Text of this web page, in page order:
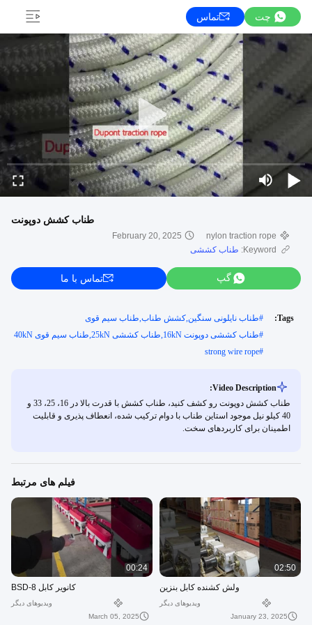
چت تماس
طناب کشش دوپونت
nylon traction rope
February 20, 2025
Keyword:
طناب کششی
گپ تماس با ما
Tags:
#طناب نایلونی سنگین,کشش طناب,طناب سیم قوی
#طناب کششی دوپونت 16kN,طناب کششی 25kN,طناب سیم قوی 40kN
#
strong wire rope
Video Description:
طناب کشش دوپونت رو کشف کنيد، طناب کشش با قدرت بالا در 16، 25، 33 و
40 کيلو نيل موجود استاین طناب با دوام ترکیب شده، انعطاف پذیری و قابلیت
اطمینان برای کاربردهای سخت.
فیلم های مرتبط
02:50
ولش کشنده کابل بنزین
ویدیوهای دیگر
January 23, 2025
00:24
کانویر کابل BSD-8
ویدیوهای دیگر
March 05, 2025